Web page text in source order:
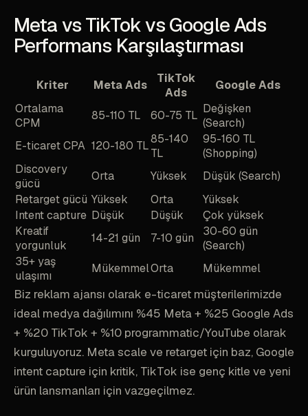
Meta vs TikTok vs Google Ads
Performans Karşılaştırması
Kriter Meta Ads
TikTok
Ads
Google Ads
Ortalama
CPM
85-110 TL 60-75 TL Değişken
(Search)
E-ticaret CPA 120-180 TL85-140
TL
95-160 TL
(Shopping)
Discovery
gücü
Orta Yüksek
Düşük (Search)
Retarget gücü Yüksek Orta
Yüksek
Intent capture Düşük Düşük
Çok yüksek
Kreatif
yorgunluk
14-21 gün 7-10 gün
30-60 gün
(Search)
35+ yaş
ulaşımı
MükemmelOrta Mükemmel
Biz reklam ajansı olarak e-ticaret müşterilerimizde
ideal medya dağılımını %45 Meta + %25 Google Ads
+ %20 TikTok + %10 programmatic/YouTube olarak
kurguluyoruz. Meta scale ve retarget için baz, Google
intent capture için kritik, TikTok ise genç kitle ve yeni
ürün lansmanları için vazgeçilmez.